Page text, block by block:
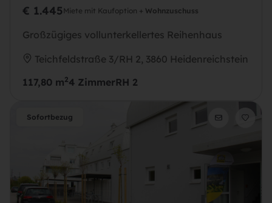
€ 1.445 Miete mit Kaufoption + Wohnzuschuss
Großzügiges vollunterkellertes Reihenhaus
Teichfeldstraße 3/RH 2, 3860 Heidenreichstein
117,80 m24 ZimmerRH 2
Sofortbezug